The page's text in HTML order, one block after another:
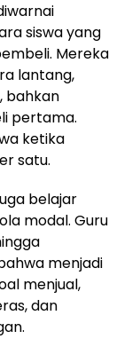
siswa yang
Mereka
lantang,
bahkan
pertama.
ketika
satu.
belajar
modal. Guru
menjadi
menjual,
dan